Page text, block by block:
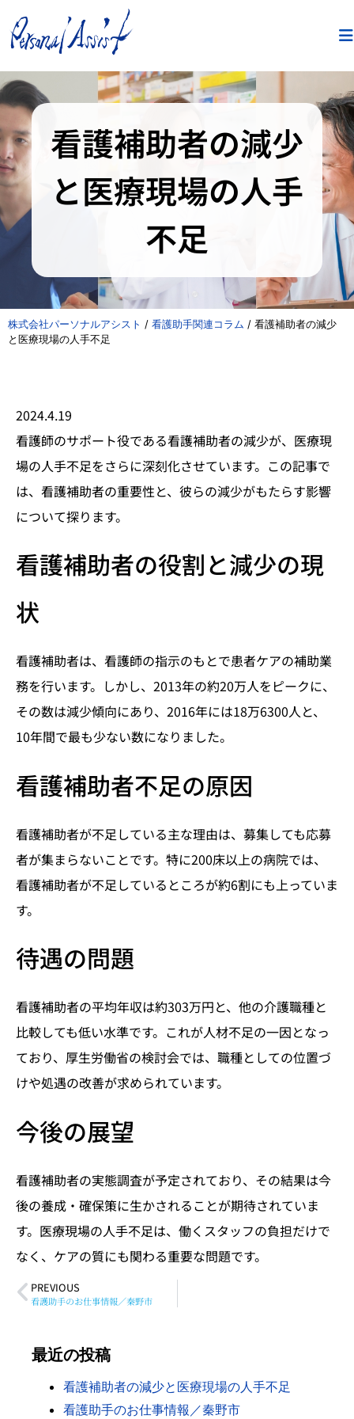
看護補助者の減少
と医療現場の人手
不足
株式会社パーソナルアシスト / 看護助手関連コラム / 看護補助者の減少
と医療現場の人手不足
2024.4.19
看護師のサポート役である看護補助者の減少が、医療現
場の人手不足をさらに深刻化させています。この記事で
は、看護補助者の重要性と、彼らの減少がもたらす影響
について探ります。
看護補助者の役割と減少の現
状
看護補助者は、看護師の指示のもとで患者ケアの補助業
務を行います。しかし、2013年の約20万人をピークに、
その数は減少傾向にあり、2016年には18万6300人と、
10年間で最も少ない数になりました。
看護補助者不足の原因
看護補助者が不足している主な理由は、募集しても応募
者が集まらないことです。特に200床以上の病院では、
看護補助者が不足しているところが約6割にも上っていま
す。
待遇の問題
看護補助者の平均年収は約303万円と、他の介護職種と
比較しても低い水準です。これが人材不足の一因となっ
ており、厚生労働省の検討会では、職種としての位置づ
けや処遇の改善が求められています。
今後の展望
看護補助者の実態調査が予定されており、その結果は今
後の養成・確保策に生かされることが期待されていま
す。医療現場の人手不足は、働くスタッフの負担だけで
なく、ケアの質にも関わる重要な問題です。
PREVIOUS
看護助手のお仕事情報／秦野市
最近の投稿
看護補助者の減少と医療現場の人手不足
看護助手のお仕事情報／秦野市